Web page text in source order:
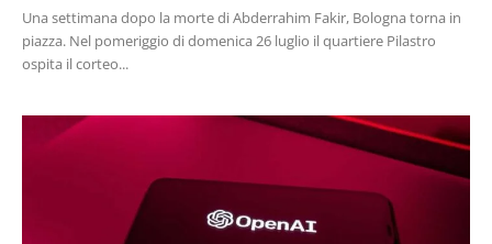
Una settimana dopo la morte di Abderrahim Fakir, Bologna torna in
piazza. Nel pomeriggio di domenica 26 luglio il quartiere Pilastro
ospita il corteo...